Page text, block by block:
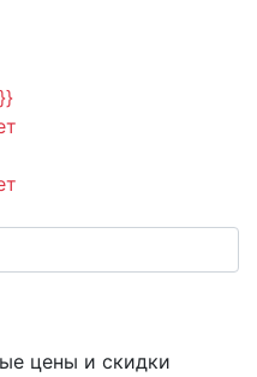
цены и скидки